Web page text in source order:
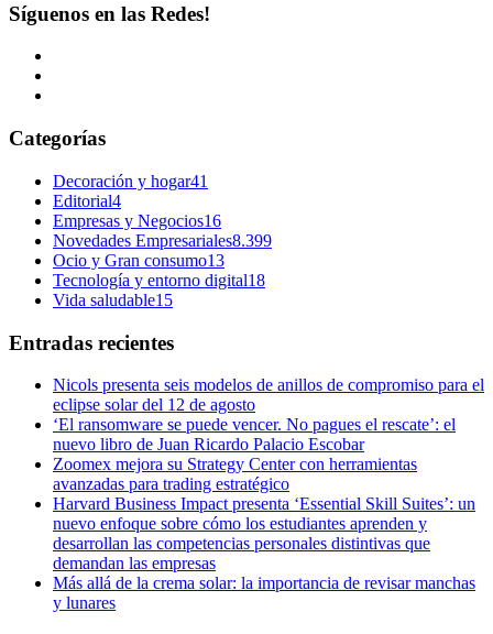
Síguenos en las Redes!
Categorías
Decoración y hogar41
Editorial4
Empresas y Negocios16
Novedades Empresariales8.399
Ocio y Gran consumo13
Tecnología y entorno digital18
Vida saludable15
Entradas recientes
Nicols presenta seis modelos de anillos de compromiso para el
eclipse solar del 12 de agosto
‘El ransomware se puede vencer. No pagues el rescate’: el
nuevo libro de Juan Ricardo Palacio Escobar
Zoomex mejora su Strategy Center con herramientas
avanzadas para trading estratégico
Harvard Business Impact presenta ‘Essential Skill Suites’: un
nuevo enfoque sobre cómo los estudiantes aprenden y
desarrollan las competencias personales distintivas que
demandan las empresas
Más allá de la crema solar: la importancia de revisar manchas
y lunares